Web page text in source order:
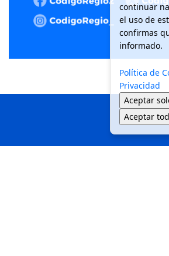
continuar
el uso de
confirmas
informado.
Política de
Privacidad
Aceptar
Aceptar